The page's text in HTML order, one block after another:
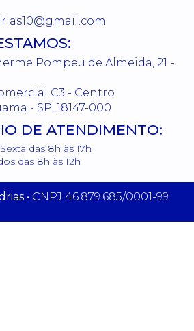
Pompeu de Almeida, 21 -
C3 - Centro
- SP, 18147-000
DE ATENDIMENTO:
das 8h às 17h
das 8h às 12h
•CNPJ 46.879.685/0001-99